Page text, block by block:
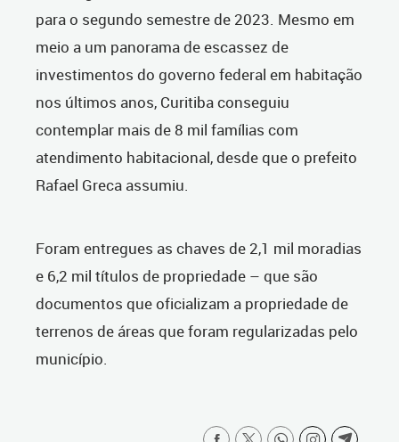
para o segundo semestre de 2023. Mesmo em
meio a um panorama de escassez de
investimentos do governo federal em habitação
nos últimos anos, Curitiba conseguiu
contemplar mais de 8 mil famílias com
atendimento habitacional, desde que o prefeito
Rafael Greca assumiu.
Foram entregues as chaves de 2,1 mil moradias
e 6,2 mil títulos de propriedade – que são
documentos que oficializam a propriedade de
terrenos de áreas que foram regularizadas pelo
município.